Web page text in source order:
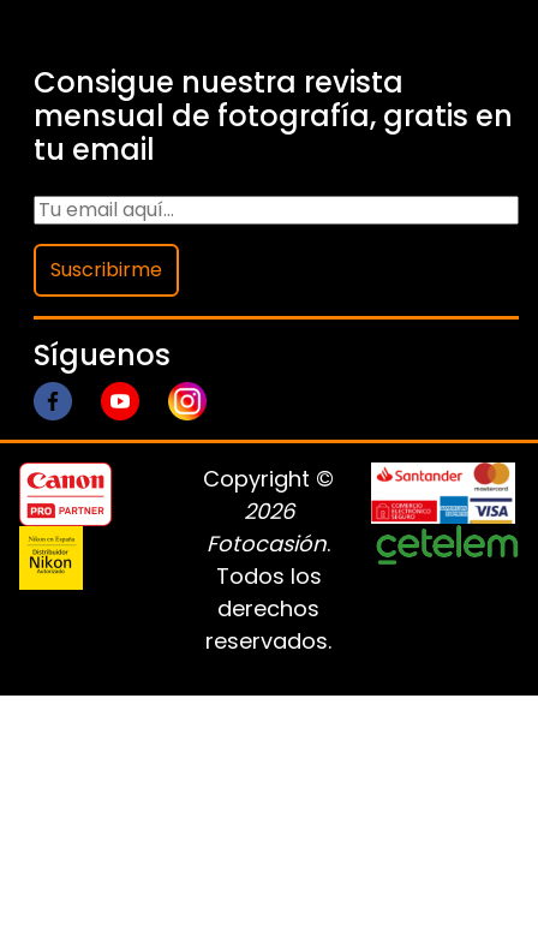
Consigue nuestra revista
mensual de fotografía, gratis en
tu email
Suscribirme
Síguenos
Copyright ©
2026
Fotocasión.
Todos los
derechos
reservados.